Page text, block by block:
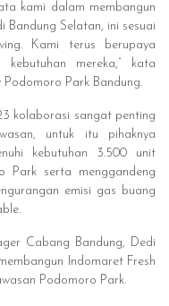
kami dalam membangun
Bandung Selatan, ini sesuai
Kami terus berupaya
kebutuhan mereka,” kata
Park Bandung.
kolaborasi sangat penting
untuk itu pihaknya
kebutuhan 3.500 unit
Park serta menggandeng
emisi gas buang
Cabang Bandung, Dedi
Indomaret Fresh
Podomoro Park.